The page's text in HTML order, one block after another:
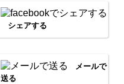
シェアする
メールで
送る